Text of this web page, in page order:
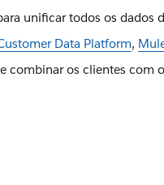
unificar todos os dados
Data Platform,
combinar os clientes com